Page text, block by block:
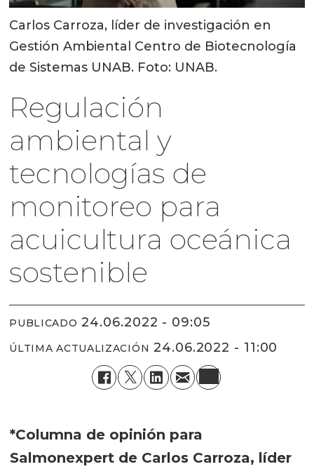
Carlos Carroza, líder de investigación en
Gestión Ambiental Centro de Biotecnología
de Sistemas UNAB. Foto: UNAB.
Regulación
ambiental y
tecnologías de
monitoreo para
acuicultura oceánica
sostenible
PUBLICADO 24.06.2022 - 09:05
ÚLTIMA ACTUALIZACIÓN 24.06.2022 - 11:00
*Columna de opinión para
Salmonexpert de Carlos Carroza, líder